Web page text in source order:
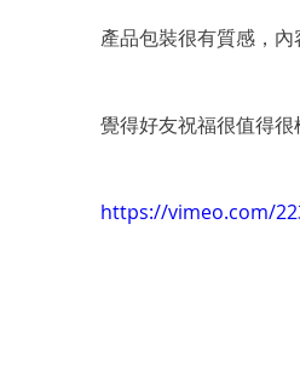
產品包裝很有質感，
覺得好友祝福很值得很
https://vimeo.com/